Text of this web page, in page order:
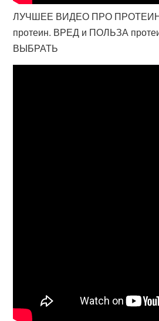
ЛУЧШЕЕ ВИДЕО ПРО
протеин. ВРЕД и ПОЛЬЗА
ВЫБРАТЬ